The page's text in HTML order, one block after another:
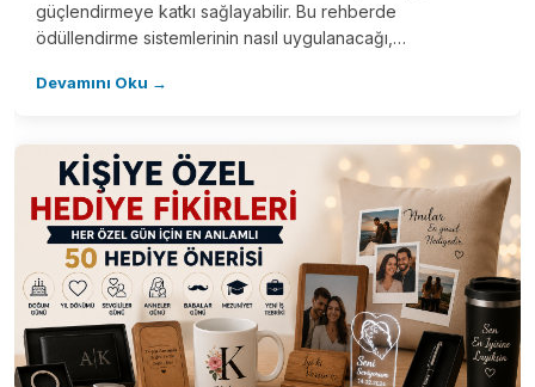
güçlendirmeye katkı sağlayabilir. Bu rehberde
ödüllendirme sistemlerinin nasıl uygulanacağı,…
Devamını Oku →